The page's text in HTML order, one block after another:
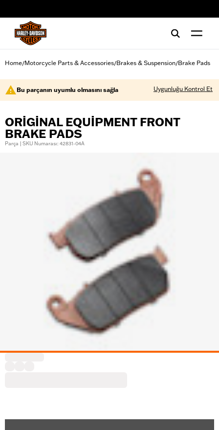
Home/Motorcycle Parts & Accessories/Brakes & Suspension/Brake Pads
Bu parçanın uyumlu olmasını sağla Uygunluğu Kontrol Et
ORIGINAL EQUIPMENT FRONT
BRAKE PADS
Parça | SKU Numarası: 42831-04A